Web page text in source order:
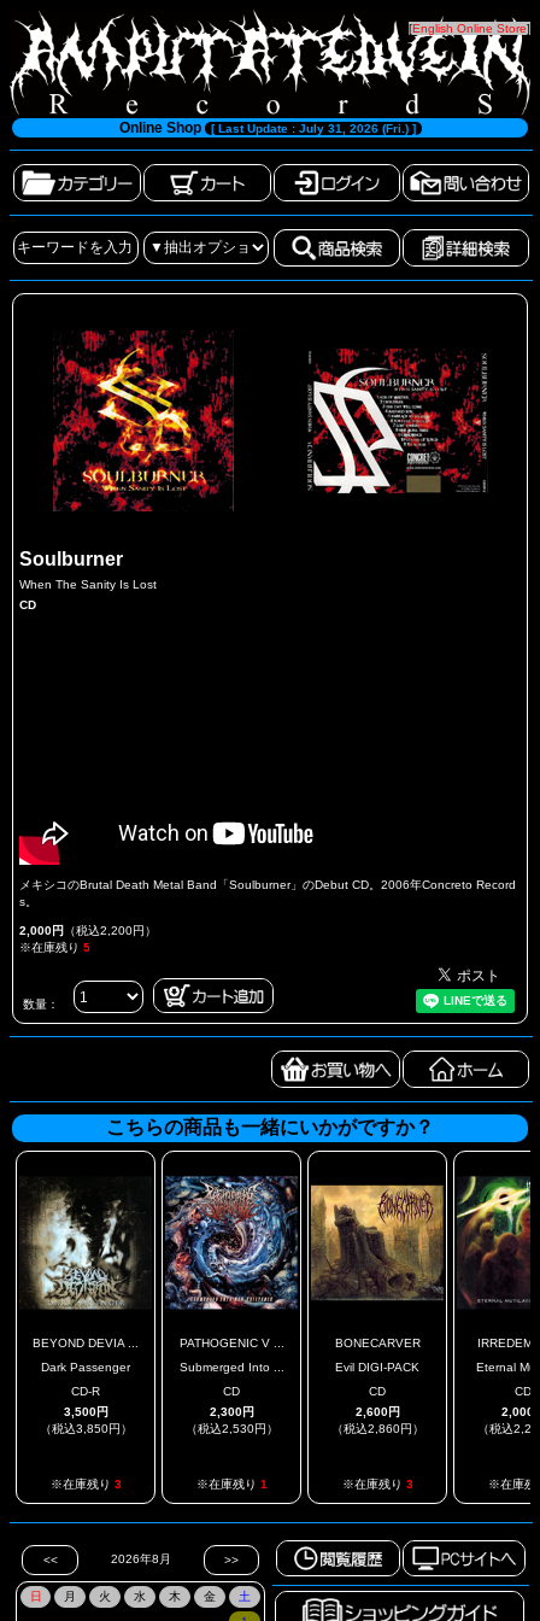
[English Online Store]
Online Shop [ Last Update : July 31, 2026 (Fri.) ]
Soulburner
When The Sanity Is Lost
CD
メキシコのBrutal Death Metal Band「Soulburner」のDebut CD。2006年Concreto Record
s。
2,000円 （税込2,200円）
※在庫残り 5
数量：
こちらの商品も一緒にいかがですか？
BEYOND DEVIA ...
Dark Passenger
CD-R
3,500円
（税込3,850円）
※在庫残り 3
PATHOGENIC V ...
Submerged Into ...
CD
2,300円
（税込2,530円）
※在庫残り 1
BONECARVER
Evil DIGI-PACK
CD
2,600円
（税込2,860円）
※在庫残り 3
Eternal
CD
2,000
（税込
※在庫残